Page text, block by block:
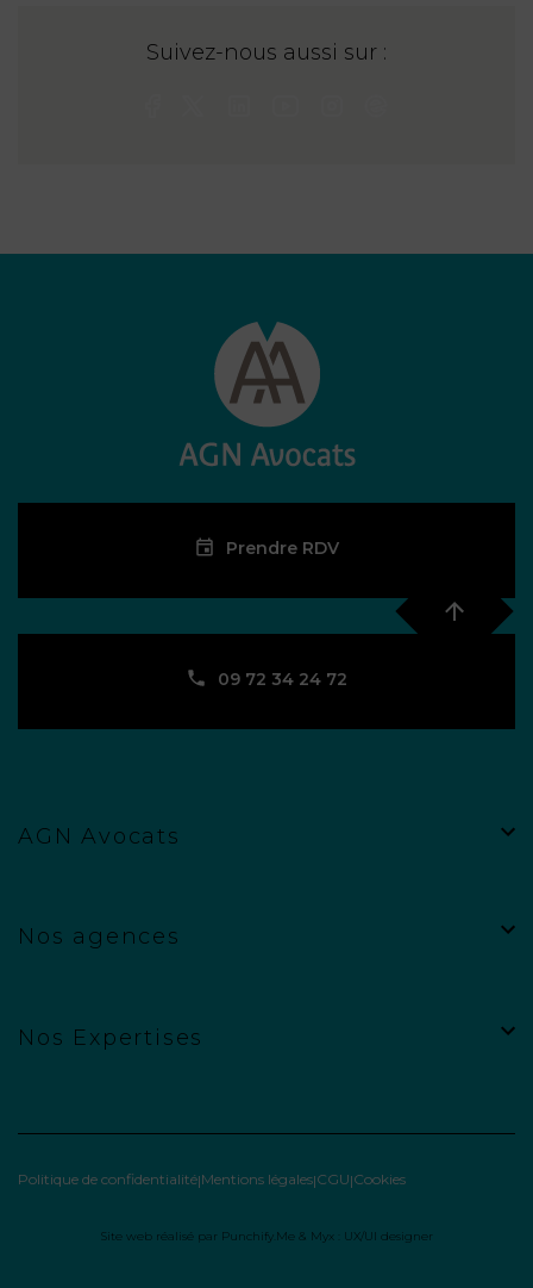
Suivez-nous aussi sur :
Prendre RDV
09 72 34 24 72
AGN Avocats
Nos agences
Nos Expertises
Politique de confidentialité Mentions légales CGU Cookies
Site web réalisé par Punchify.Me & Myx : UX/UI designer